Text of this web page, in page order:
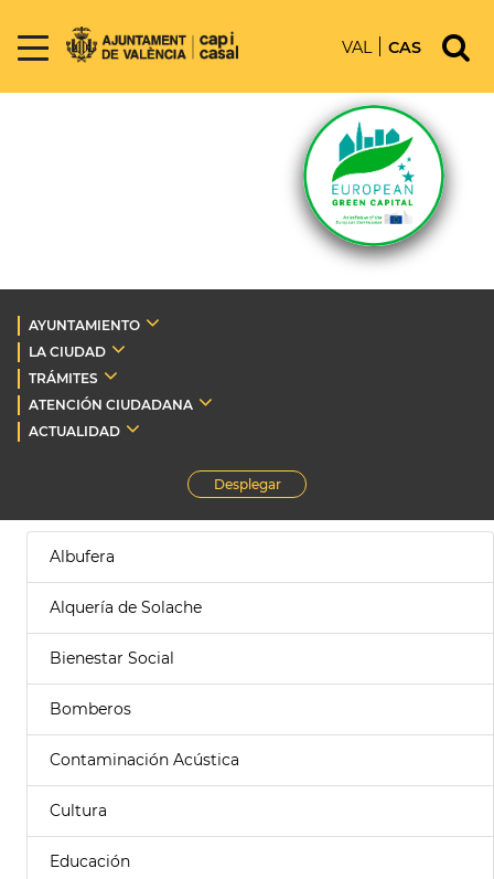
VAL CAS
AYUNTAMIENTO
LA CIUDAD
TRÁMITES
ATENCIÓN CIUDADANA
ACTUALIDAD
Desplegar
Albufera
Alquería de Solache
Bienestar Social
Bomberos
Contaminación Acústica
Cultura
Educación